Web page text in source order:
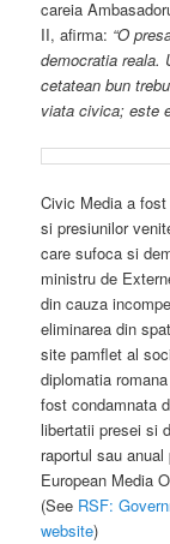
careia
II, afirma: “O
democratia reala.
cetatean bun
viata civica; este
Civic Media a
si presiunilor
care sufoca si
ministru de
din cauza
eliminarea din
site pamflet al
diplomatia
fost condamnata
libertatii presei si
raportul sau
European Media
(See RSF:
website)